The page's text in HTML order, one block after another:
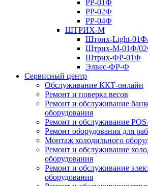
РР-01Ф
РР-02Ф
РР-04Ф
ШТРИХ-М
Штрих-Light-
Штрих-М-01Ф/
Штрих-ФР-01Ф
Элвес-ФР-Ф
Сервисный центр
Обслуживание ККТ-онлайн
Ремонт и поверка весов
Ремонт и обслуживание
оборудования
Ремонт и обслуживание
Ремонт оборудования для
Монтаж холодильного
Ремонт и обслуживание
оборудования
Ремонт и обслуживание
оборудования